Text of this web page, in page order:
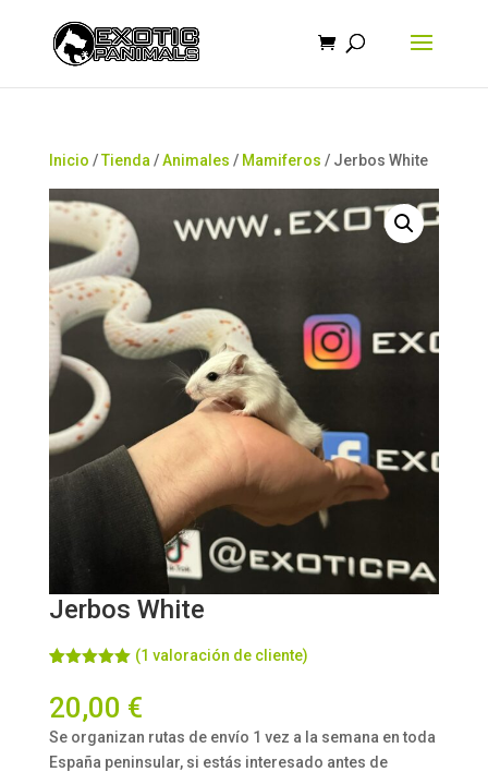
Inicio /Tienda /Animales / Mamiferos / Jerbos White
Jerbos White
con
5.00
de
5 en base
valoración
de un
cliente
(1 valoración de cliente)
20,00 €
Se organizan rutas de envío 1 vez a la semana en toda
España peninsular, si estás interesado antes de